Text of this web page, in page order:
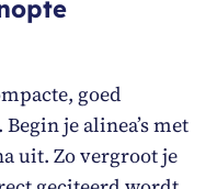
goed
je alinea’s met
uit. Zo vergroot je